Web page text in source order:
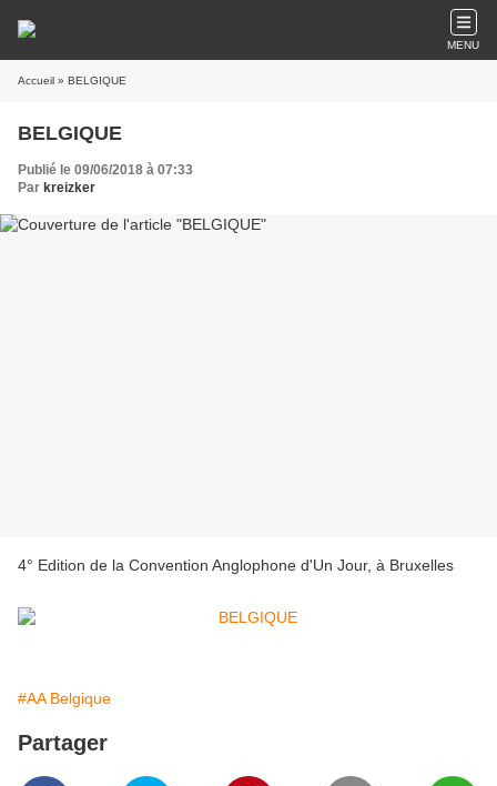
MENU
Accueil » BELGIQUE
BELGIQUE
Publié le 09/06/2018 à 07:33
Par kreizker
4° Edition de la Convention Anglophone d'Un Jour, à Bruxelles
#AA Belgique
Partager